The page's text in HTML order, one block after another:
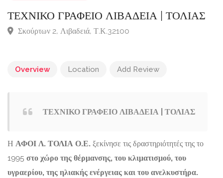
Λιβαδειά,Νομός Βοιωτίας
Overview Location Add Review
ΤΕΧΝΙΚΟ ΓΡΑΦΕΙΟ ΛΙΒΑΔΕΙΑ | ΤΟΛΙΑΣ
Η ΑΦΟΙ Λ. ΤΟΛΙΑ Ο.Ε. ξεκίνησε τις δραστηριότητές της το
1995 στο χώρο της θέρμανσης, του κλιματισμού, του
υγραερίου, της ηλιακής ενέργειας και του ανελκυστήρα.